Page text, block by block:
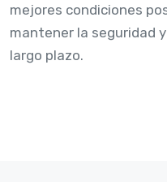
mejores condiciones
mantener la seguridad
largo plazo.